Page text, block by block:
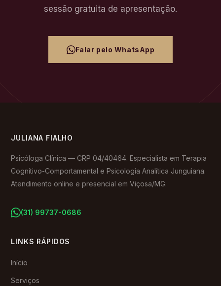
sessão gratuita de apresentação.
Falar pelo WhatsApp
JULIANA FIALHO
Psicóloga Clínica — CRP 04/40464. Especialista em Terapia
Cognitivo-Comportamental e Psicologia Analítica Junguiana.
Atendimento online e presencial em Viçosa/MG.
(31) 99737-0686
LINKS RÁPIDOS
Início
Serviços